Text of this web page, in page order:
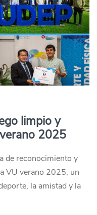
limpio y
2025
de reconocimiento y
VU verano 2025, un
la amistad y la